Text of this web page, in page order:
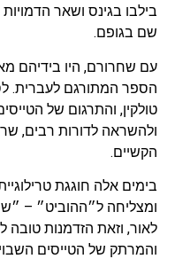
בילבו בגינס ושאר הדמויות
שם בגופם.
עם שחרורם, היו בידיהם
הספר המתורגם לעברית.
טולקין, והתרגום של
ולהשראה לדורות רבים,
הקשיים.
בימים אלה חוגגת
ומצליחה ל״ההוביט״ –
לאור, וזאת הזדמנות
והמרתק של הטייסים